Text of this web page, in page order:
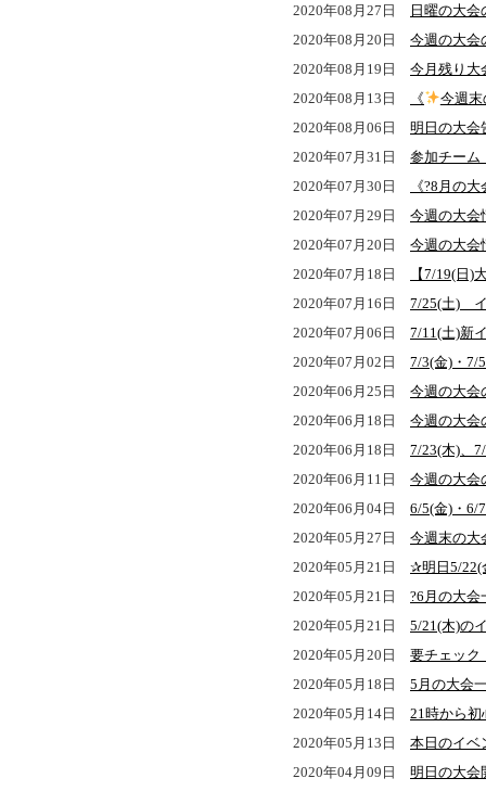
2020年08月27日
日曜の大会
2020年08月20日 今週の大会
2020年08月19日 今月残り大
2020年08月13日
《
今週末
2020年08月06日 明日の大会
2020年07月31日 参加チーム
2020年07月30日
《?8月の
2020年07月29日 今週の大会
2020年07月20日 今週の大会
2020年07月18日
【7/19(日)
2020年07月16日 7/25(土) イ
2020年07月06日 7/11(土)新
2020年07月02日 7/3(金)・7/
2020年06月25日 今週の大会
2020年06月18日 今週の大会
2020年06月18日 7/23(木)、
2020年06月11日 今週の大会
2020年06月04日 6/5(金)・6/
2020年05月27日 今週末の大
2020年05月21日 ✰明日5/22(
2020年05月21日 ?6月の大会
2020年05月21日 5/21(木)の
2020年05月20日 要チェック
2020年05月18日 5月の大会
2020年05月14日 21時から
2020年05月13日 本日のイベ
2020年04月09日 明日の大会